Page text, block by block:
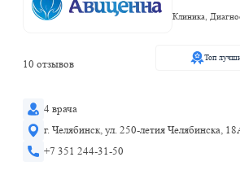
Клиника,
10 отзывов
Топ
4 врача
г. Челябинск, ул. 250-летия Челябинска,
+7 351 244-31-50